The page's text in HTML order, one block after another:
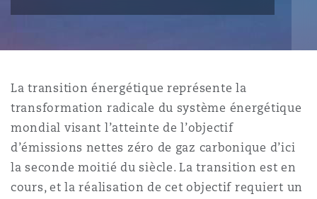
Intervention d’urgence et
situations de crise
Financement et location
Emploi, pensions et
Finances
Responsabilité civile et de
Responsabilité à l’égard des
d’emploi
Énergie
et construction
Droit immobilier
Fraude et crimes en col blanc
Enquêtes internes
Lumpur
City
St Stephens Green House
La transition énergétique représente la
transformation radicale du système énergétique
mondial visant l’atteinte de l’objectif
d’émissions nettes zéro de gaz carbonique d’ici
la seconde moitié du siècle. La transition est en
cours, et la réalisation de cet objectif requiert un